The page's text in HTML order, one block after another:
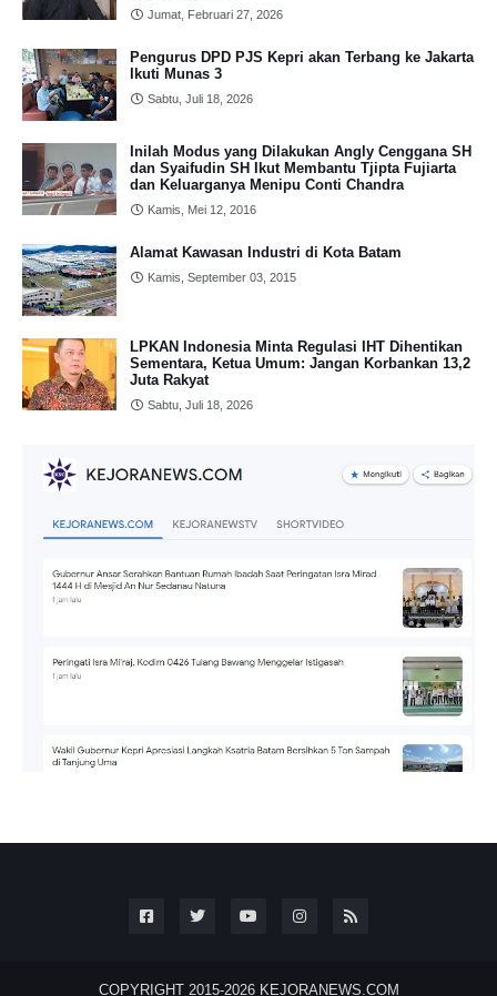
Jumat, Februari 27, 2026
Pengurus DPD PJS Kepri akan Terbang ke Jakarta
Ikuti Munas 3
Sabtu, Juli 18, 2026
Inilah Modus yang Dilakukan Angly Cenggana SH
dan Syaifudin SH Ikut Membantu Tjipta Fujiarta
dan Keluarganya Menipu Conti Chandra
Kamis, Mei 12, 2016
Alamat Kawasan Industri di Kota Batam
Kamis, September 03, 2015
LPKAN Indonesia Minta Regulasi IHT Dihentikan
Sementara, Ketua Umum: Jangan Korbankan 13,2
Juta Rakyat
Sabtu, Juli 18, 2026
COPYRIGHT 2015-2026 KEJORANEWS.COM